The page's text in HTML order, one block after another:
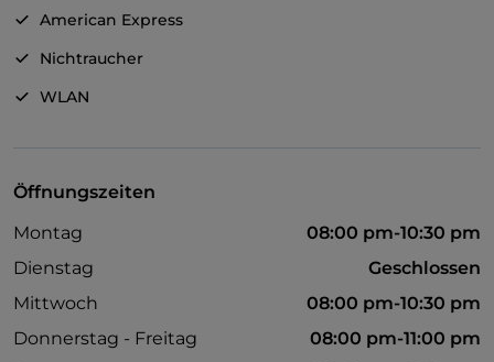
American Express
Nichtraucher
WLAN
Öffnungszeiten
Montag
08:00 pm-10:30 pm
Dienstag
Geschlossen
Mittwoch
08:00 pm-10:30 pm
Donnerstag - Freitag
08:00 pm-11:00 pm